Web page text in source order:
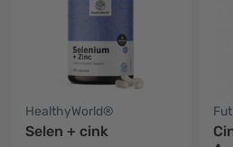
HealthyWorld®
Selen + cink